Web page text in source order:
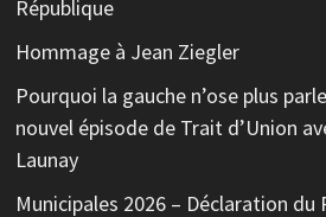
République
Hommage à Jean Ziegler
Pourquoi la gauche n’ose plus
nouvel épisode de Trait d’Union
Launay
Municipales 2026 – Déclaration du